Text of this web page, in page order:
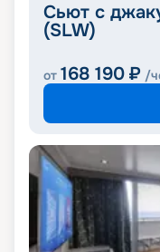
Сьют с
(SLW)
от 168 190 ₽ /